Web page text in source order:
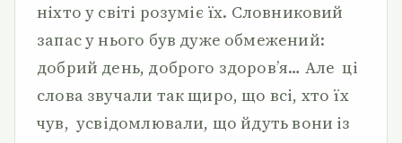
ніхто у світі розуміє їх. Словниковий
запас у нього був дуже обмежений:
добрий день, доброго здоров’я… Але ці
слова звучали так щиро, що всі, хто їх
чув, усвідомлювали, що йдуть вони із